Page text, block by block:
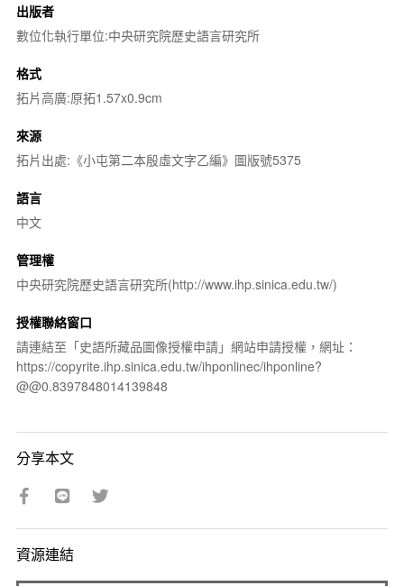
出版者
數位化執行單位:中央研究院歷史語言研究所
格式
拓片高廣:原拓1.57x0.9cm
來源
拓片出處:《小屯第二本殷虛文字乙編》圖版號5375
語言
中文
管理權
中央研究院歷史語言研究所(http://www.ihp.sinica.edu.tw/)
授權聯絡窗口
請連結至「史語所藏品圖像授權申請」網站申請授權，網址：
https://copyrite.ihp.sinica.edu.tw/ihponlinec/ihponline?
@@0.8397848014139848
分享本文
資源連結